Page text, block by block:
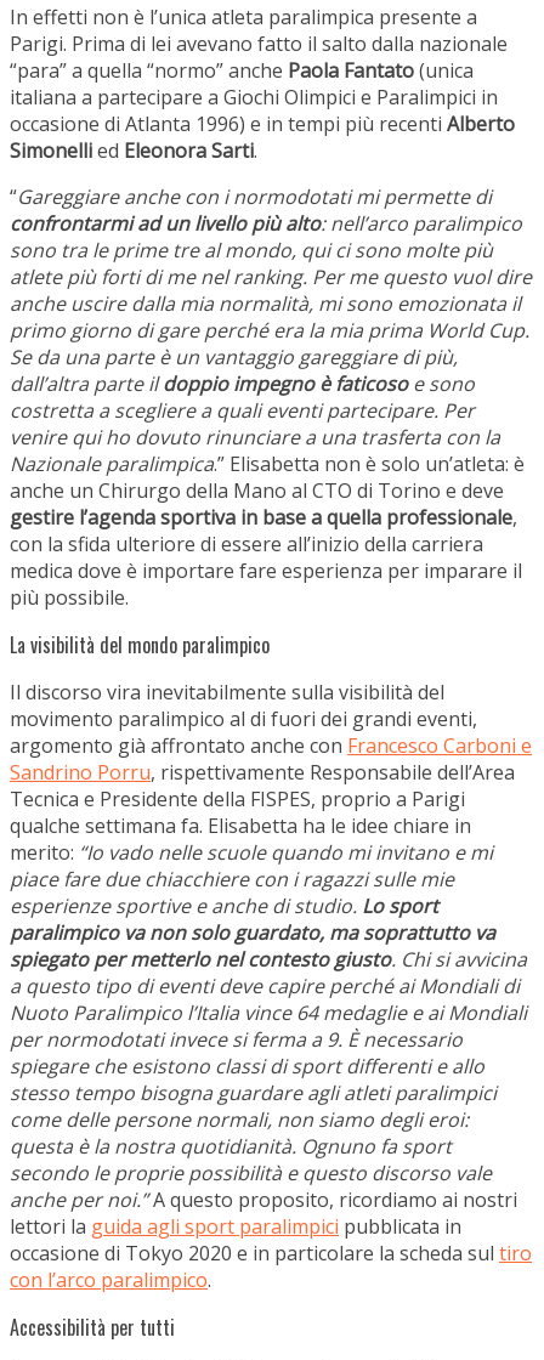
In effetti non è l’unica atleta paralimpica presente a
Parigi. Prima di lei avevano fatto il salto dalla nazionale
“para” a quella “normo” anche Paola Fantato(unica
italiana a partecipare a Giochi Olimpici e Paralimpici in
occasione di Atlanta 1996) e in tempi più recenti Alberto
Simonellied Eleonora Sarti.
“Gareggiare anche con i normodotati mi permette di
confrontarmi ad un livello più alto: nell’arco paralimpico
sono tra le prime tre al mondo, qui ci sono molte più
atlete più forti di me nel ranking. Per me questo vuol dire
anche uscire dalla mia normalità, mi sono emozionata il
primo giorno di gare perché era la mia prima World Cup.
Se da una parte è un vantaggio gareggiare di più,
dall’altra parte ildoppio impegno è faticosoe sono
costretta a scegliere a quali eventi partecipare. Per
venire qui ho dovuto rinunciare a una trasferta con la
Nazionale paralimpica.” Elisabetta non è solo un’atleta: è
anche un Chirurgo della Mano al CTO di Torino e deve
gestire l’agenda sportiva in base a quella professionale,
con la sfida ulteriore di essere all’inizio della carriera
medica dove è importare fare esperienza per imparare il
più possibile.
La visibilità del mondo paralimpico
Il discorso vira inevitabilmente sulla visibilità del
movimento paralimpico al di fuori dei grandi eventi,
argomento già affrontato anche con Francesco Carboni e
Sandrino Porru, rispettivamente Responsabile dell’Area
Tecnica e Presidente della FISPES, proprio a Parigi
qualche settimana fa. Elisabetta ha le idee chiare in
merito: “Io vado nelle scuole quando mi invitano e mi
piace fare due chiacchiere con i ragazzi sulle mie
esperienze sportive e anche di studio. Lo sport
paralimpico va non solo guardato, ma soprattutto va
spiegato per metterlo nel contesto giusto. Chi si avvicina
a questo tipo di eventi deve capire perché ai Mondiali di
Nuoto Paralimpico l’Italia vince 64 medaglie e ai Mondiali
per normodotati invece si ferma a 9. È necessario
spiegare che esistono classi di sport differenti e allo
stesso tempo bisogna guardare agli atleti paralimpici
come delle persone normali, non siamo degli eroi:
questa è la nostra quotidianità. Ognuno fa sport
secondo le proprie possibilità e questo discorso vale
anche per noi.”A questo proposito, ricordiamo ai nostri
lettori la guida agli sport paralimpici pubblicata in
occasione di Tokyo 2020 e in particolare la scheda sul tiro
con l’arco paralimpico.
Accessibilità per tutti